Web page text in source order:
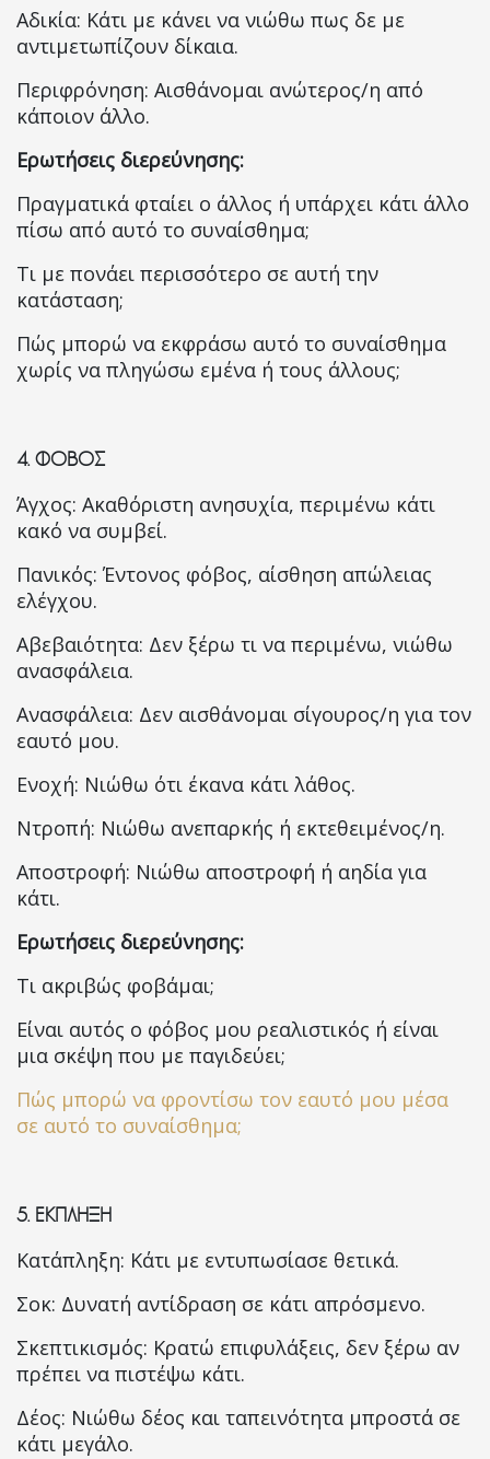
Αδικία: Κάτι με κάνει να νιώθω πως δε με
αντιμετωπίζουν δίκαια.
Περιφρόνηση: Αισθάνομαι ανώτερος/η από
κάποιον άλλο.
Ερωτήσεις διερεύνησης:
Πραγματικά φταίει ο άλλος ή υπάρχει κάτι άλλο
πίσω από αυτό το συναίσθημα;
Τι με πονάει περισσότερο σε αυτή την
κατάσταση;
Πώς μπορώ να εκφράσω αυτό το συναίσθημα
χωρίς να πληγώσω εμένα ή τους άλλους;
4. ΦΟΒΟΣ
Άγχος: Ακαθόριστη ανησυχία, περιμένω κάτι
κακό να συμβεί.
Πανικός: Έντονος φόβος, αίσθηση απώλειας
ελέγχου.
Αβεβαιότητα: Δεν ξέρω τι να περιμένω, νιώθω
ανασφάλεια.
Ανασφάλεια: Δεν αισθάνομαι σίγουρος/η για τον
εαυτό μου.
Ενοχή: Νιώθω ότι έκανα κάτι λάθος.
Ντροπή: Νιώθω ανεπαρκής ή εκτεθειμένος/η.
Αποστροφή: Νιώθω αποστροφή ή αηδία για
κάτι.
Ερωτήσεις διερεύνησης:
Τι ακριβώς φοβάμαι;
Είναι αυτός ο φόβος μου ρεαλιστικός ή είναι
μια σκέψη που με παγιδεύει;
Πώς μπορώ να φροντίσω τον εαυτό μου μέσα
σε αυτό το συναίσθημα;
5. ΕΚΠΛΗΞΗ
Κατάπληξη: Κάτι με εντυπωσίασε θετικά.
Σοκ: Δυνατή αντίδραση σε κάτι απρόσμενο.
Σκεπτικισμός: Κρατώ επιφυλάξεις, δεν ξέρω αν
πρέπει να πιστέψω κάτι.
Δέος: Νιώθω δέος και ταπεινότητα μπροστά σε
κάτι μεγάλο.